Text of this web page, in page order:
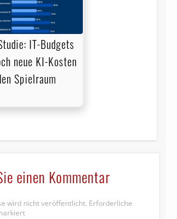
IT-Budgets
neue KI-Kosten
Spielraum
einen Kommentar
wird nicht veröffentlicht. Erforderliche